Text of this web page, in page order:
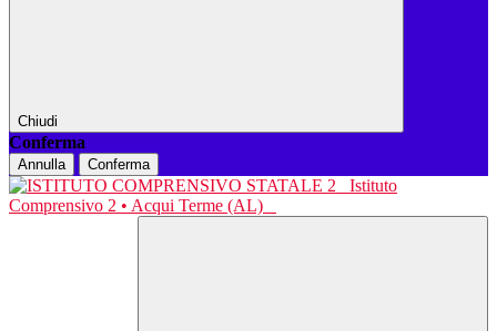
Chiudi
Conferma
Annulla Conferma
Istituto
Comprensivo 2 • Acqui Terme (AL)